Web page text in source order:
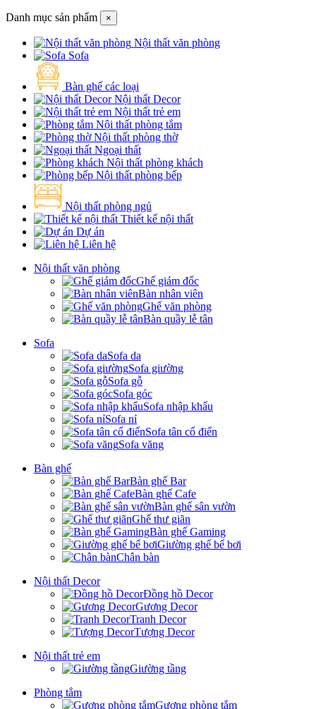
Danh mục sản phẩm ×
Nội thất văn phòng
Sofa
Bàn ghế các loại
Nội thất Decor
Nội thất trẻ em
Nội thất phòng tắm
Nội thất phòng thờ
Ngoại thất
Nội thất phòng khách
Nội thất phòng bếp
Nội thất phòng ngủ
Thiết kế nội thất
Dự án
Liên hệ
Nội thất văn phòng
Ghế giám đốc
Bàn nhân viên
Ghế văn phòng
Bàn quầy lễ tân
Sofa
Sofa da
Sofa giường
Sofa gỗ
Sofa góc
Sofa nhập khẩu
Sofa nỉ
Sofa tân cổ điển
Sofa văng
Bàn ghế
Bàn ghế Bar
Bàn ghế Cafe
Bàn ghế sân vườn
Ghế thư giãn
Bàn ghế Gaming
Giường ghế bể bơi
Chân bàn
Nội thất Decor
Đồng hồ Decor
Gương Decor
Tranh Decor
Tượng Decor
Nội thất trẻ em
Giường tầng
Phòng tắm
Gương phòng tắm